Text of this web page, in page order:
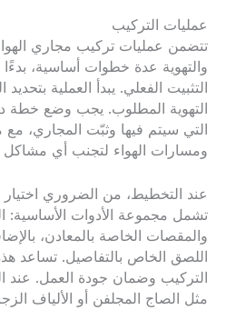
عمليات التركيب
تتضمن عمليات تركيب مجاري
والتهوية عدة خطوات أساسية،
التثبيت الفعلي. يبدأ العملية
التهوية المطلوب. يجب وضع خطة
التي سيتم فيها وثبّت المجاري، مع
ومسارات الهواء لتجنب أي مشاكل
عند التخطيط، من الضروري اختيار
تشمل مجموعة الأدوات الأساسية:
والمقصات الخاصة بالمعادن،
اللصق الخاص بالتفاصيل. تساعد
التركيب وضمان جودة العمل. عند
مثل الصاج المجلفن أو الألياف